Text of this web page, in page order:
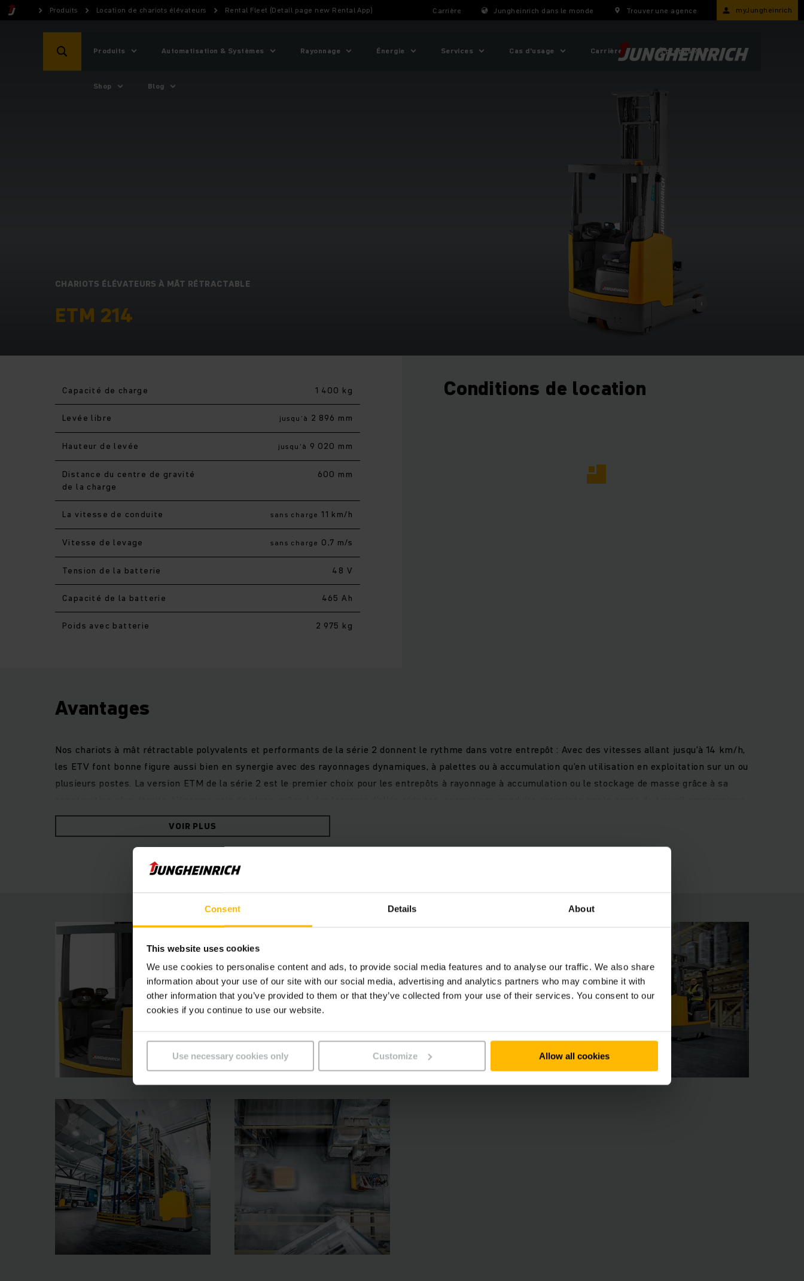
Consent Details About
This website uses cookies
We use cookies to personalise content and ads, to provide social media features and to analyse our traffic. We also share
information about your use of our site with our social media, advertising and analytics partners who may combine it with
other information that you’ve provided to them or that they’ve collected from your use of their services. You consent to our
cookies if you continue to use our website.
Use necessary cookies only Customize Allow all cookies
Produits Location de chariots élévateurs Rental Fleet (Detail page new Rental App) Carrière Jungheinrich dans le monde Trouver une agence myJungheinrich
Produits Automatisation & Systèmes Rayonnage Énergie Services Cas d'usage Carrière À propos ?
Shop Blog
CHARIOTS ÉLÉVATEURS À MÂT RÉTRACTABLE
ETM 214
Capacité de charge 1 400 kg
Levée libre jusqu’à 2 896 mm
Hauteur de levée jusqu’à 9 020 mm
Distance du centre de gravité
de la charge
600 mm
La vitesse de conduite sans charge 11 km/h
Vitesse de levage sans charge 0,7 m/s
Tension de la batterie 48 V
Capacité de la batterie 465 Ah
Poids avec batterie 2 975 kg
Conditions de location
Avantages
Nos chariots à mât rétractable polyvalents et performants de la série 2 donnent le rythme dans votre entrepôt : Avec des vitesses allant jusqu’à 14 km/h,
les ETV font bonne figure aussi bien en synergie avec des rayonnages dynamiques, à palettes ou à accumulation qu’en utilisation en exploitation sur un ou
plusieurs postes. La version ETM de la série 2 est le premier choix pour les entrepôts à rayonnage à accumulation ou le stockage de masse grâce à sa
largement dimensionné et la manipulation intuitive et confortable via l’écran du cariste. Bénéficiez d’un rendement accru tout en réduisant la
consommation d’énergie. La technologie de commande et d’entraînement ultramoderne ainsi que les variantes de batterie sélectionnables
individuellement font de nos chariots à mât rétractable le partenaire le plus économique pour chaque application.
VOIR PLUS